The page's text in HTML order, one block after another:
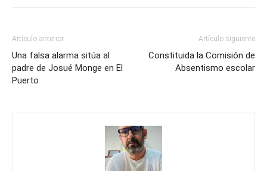
Artículo anterior
Una falsa alarma sitúa al
padre de Josué Monge en El
Puerto
Artículo siguiente
Constituida la Comisión de
Absentismo escolar